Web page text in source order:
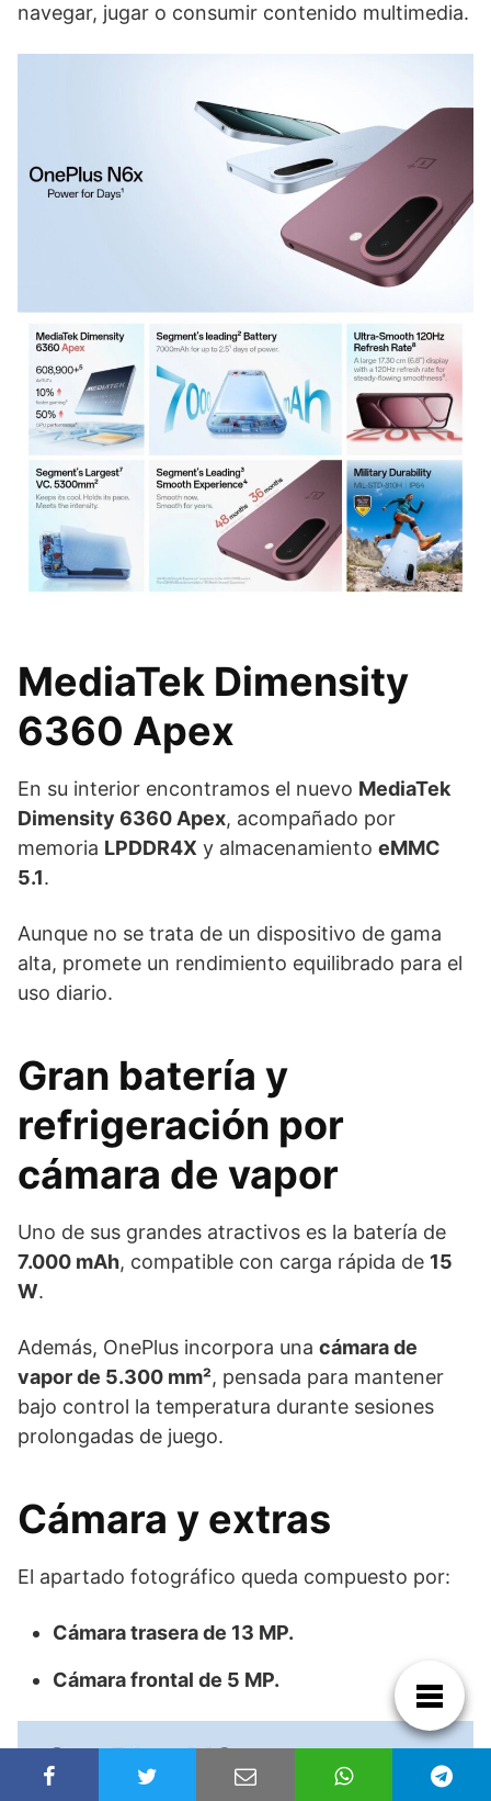
navegar, jugar o consumir contenido multimedia.
MediaTek Dimensity
6360 Apex
En su interior encontramos el nuevo MediaTek
Dimensity 6360 Apex, acompañado por
memoria LPDDR4X y almacenamiento eMMC
5.1.
Aunque no se trata de un dispositivo de gama
alta, promete un rendimiento equilibrado para el
uso diario.
Gran batería y
refrigeración por
cámara de vapor
Uno de sus grandes atractivos es la batería de
7.000 mAh, compatible con carga rápida de 15
W.
Además, OnePlus incorpora una cámara de
vapor de 5.300 mm², pensada para mantener
bajo control la temperatura durante sesiones
prolongadas de juego.
Cámara y extras
El apartado fotográfico queda compuesto por:
Cámara trasera de 13 MP.
Cámara frontal de 5 MP.